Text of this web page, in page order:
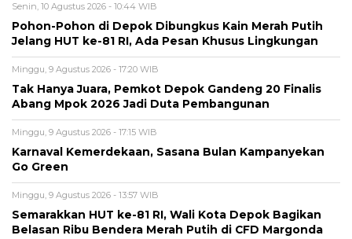
Senin, 10 Agustus 2026 - 10:44 WIB
Pohon-Pohon di Depok Dibungkus Kain Merah Putih
Jelang HUT ke-81 RI, Ada Pesan Khusus Lingkungan
Minggu, 9 Agustus 2026 - 17:20 WIB
Tak Hanya Juara, Pemkot Depok Gandeng 20 Finalis
Abang Mpok 2026 Jadi Duta Pembangunan
Minggu, 9 Agustus 2026 - 17:15 WIB
Karnaval Kemerdekaan, Sasana Bulan Kampanyekan
Go Green
Minggu, 9 Agustus 2026 - 13:57 WIB
Semarakkan HUT ke-81 RI, Wali Kota Depok Bagikan
Belasan Ribu Bendera Merah Putih di CFD Margonda